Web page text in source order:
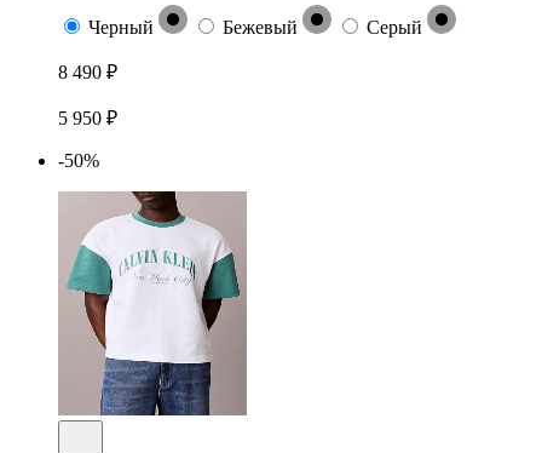
Черный Бежевый Серый
8 490 ₽
5 950 ₽
-50%